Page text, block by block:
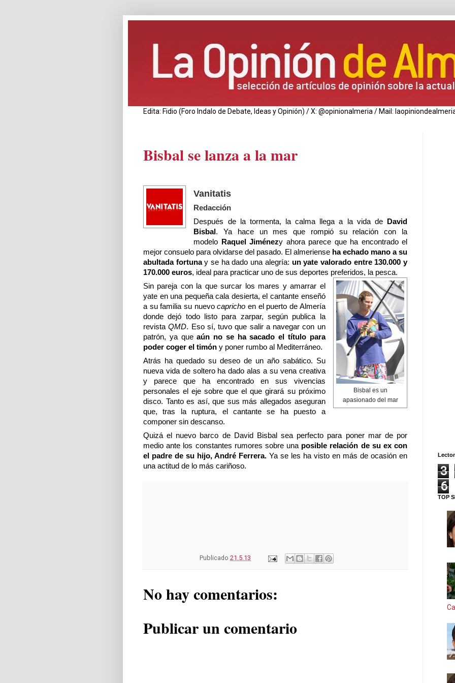
Edita: Fidio (Foro Indalo de Debate, Ideas y Opinión) / X: @opinionalmeria / Mail:
Bisbal se lanza a la mar
Vanitatis
Redacción
Después de la tormenta, la calma llega a la vida de David
Bisbal. Ya hace un mes que rompió su relación con la
modelo Raquel Jiménezy ahora parece que ha encontrado el
mejor consuelo para olvidarse del pasado. El almeriense ha echado mano a su
abultada fortunay se ha dado una alegría: un yate valorado entre 130.000 y
170.000 euros, ideal para practicar uno de sus deportes preferidos, la pesca.
Bisbal es un
apasionado del mar
Sin pareja con la que surcar los mares y amarrar el
yate en una pequeña cala desierta, el cantante enseñó
a su familia su nuevocapricho en el puerto de Almería
donde dejó todo listo para zarpar, según publica la
revistaQMD. Eso sí, tuvo que salir a navegar con un
patrón, ya queaún no se ha sacado el título para
poder coger el timón y poner rumbo al Mediterráneo.
Atrás ha quedado su deseo de un año sabático. Su
nueva vida de soltero ha dado alas a su vena creativa
y parece que ha encontrado en sus vivencias
personales el eje sobre que el que girará su próximo
disco. Tanto es así, que sus más allegados aseguran
que, tras la ruptura, el cantante se ha puesto a
componer sin descanso.
Quizá el nuevo barco de David Bisbal sea perfecto para poner mar de por
medio ante los constantes rumores sobre una posible relación de su ex con
el padre de su hijo, André Ferrera. Ya se les ha visto en más de ocasión en
una actitud de lo más cariñoso.
Publicado 21.5.13
No hay comentarios:
Publicar un comentario
3
6
TOP